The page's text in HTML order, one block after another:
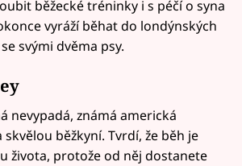
běžecké tréninky i s péčí o syna
vyráží běhat do londýnských
svými dvěma psy.
nevypadá, známá americká
běžkyní. Tvrdí, že běh je
života, protože od něj dostanete